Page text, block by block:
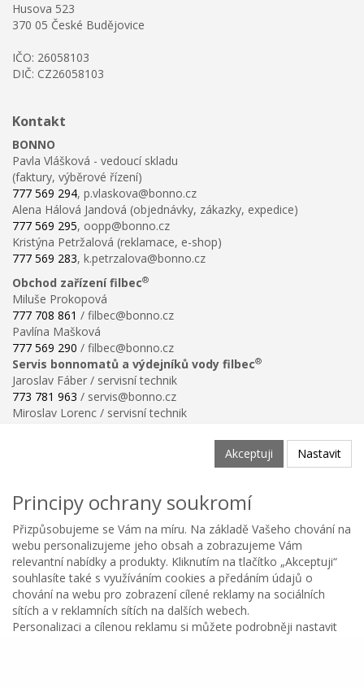
Husova 523
370 05 České Budějovice
IČO: 26058103
DIČ: CZ26058103
Kontakt
BONNO
Pavla Vlášková - vedoucí skladu
(faktury, výběrové řízení)
777 569 294, p.vlaskova@bonno.cz
Alena Hálová Jandová (objednávky, zákazky, expedice)
777 569 295, oopp@bonno.cz
Kristýna Petržalová (reklamace, e-shop)
777 569 283, k.petrzalova@bonno.cz
Obchod zařízení filbec®
Miluše Prokopová
777 708 861 / filbec@bonno.cz
Pavlína Mašková
777 569 290 / filbec@bonno.cz
Servis bonnomatů a výdejníků vody filbec®
Jaroslav Fáber / servisní technik
773 781 963 / servis@bonno.cz
Miroslav Lorenc / servisní technik
Ochrana osobních údajů
Poučení o právu na odstoupení od smlouvy
Reklamační řád
Reklamační protokol ke stažení
Velikostní tabulka
Nastavení soukromí
Odstoupení od smlouvy
Copyright © BONNO GASTRO SERVIS s.r.o. 2026
Kategorie Oblíbené Menu Košík
Akceptuji Nastavit
Principy ochrany soukromí
Přizpůsobujeme se Vám na míru. Na základě Vašeho chování na
webu personalizujeme jeho obsah a zobrazujeme Vám
relevantní nabídky a produkty. Kliknutím na tlačítko „Akceptuji“
souhlasíte také s využíváním cookies a předáním údajů o
chování na webu pro zobrazení cílené reklamy na sociálních
sítích a v reklamních sítích na dalších webech.
Personalizaci a cílenou reklamu si můžete podrobněji nastavit